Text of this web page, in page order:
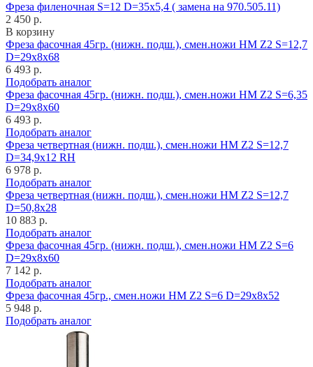
Фреза филеночная S=12 D=35x5,4 ( замена на 970.505.11)
2 450 р.
В корзину
Фреза фасочная 45гр. (нижн. подш.), смен.ножи HM Z2 S=12,7
D=29x8x68
6 493 р.
Подобрать аналог
Фреза фасочная 45гр. (нижн. подш.), смен.ножи HM Z2 S=6,35
D=29x8x60
6 493 р.
Подобрать аналог
Фреза четвертная (нижн. подш.), смен.ножи HM Z2 S=12,7
D=34,9x12 RH
6 978 р.
Подобрать аналог
Фреза четвертная (нижн. подш.), смен.ножи HM Z2 S=12,7
D=50,8x28
10 883 р.
Подобрать аналог
Фреза фасочная 45гр. (нижн. подш.), смен.ножи HM Z2 S=6
D=29x8x60
7 142 р.
Подобрать аналог
Фреза фасочная 45гр., смен.ножи HM Z2 S=6 D=29x8x52
5 948 р.
Подобрать аналог